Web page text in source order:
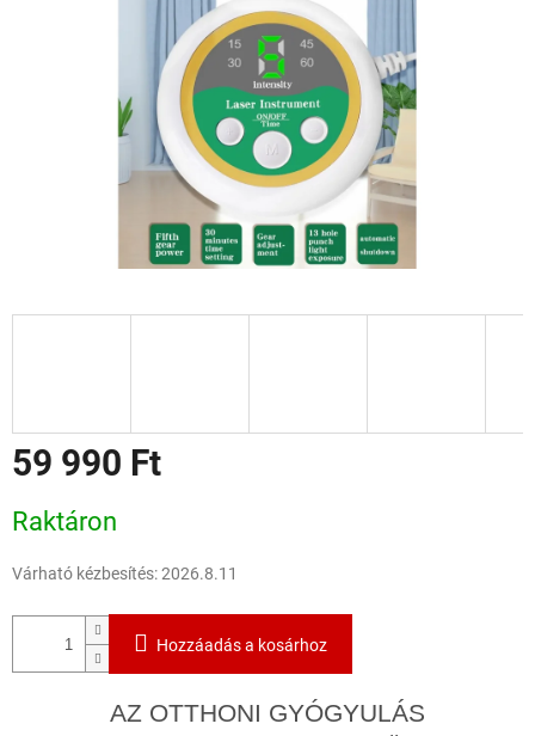
59 990 Ft
Raktáron
Várható kézbesítés:2026.8.11
Hozzáadás a kosárhoz
AZ OTTHONI GYÓGYULÁS